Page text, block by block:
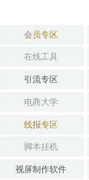
会员专区
在线工具
引流专区
电商大学
线报专区
脚本挂机
视屏制作软件